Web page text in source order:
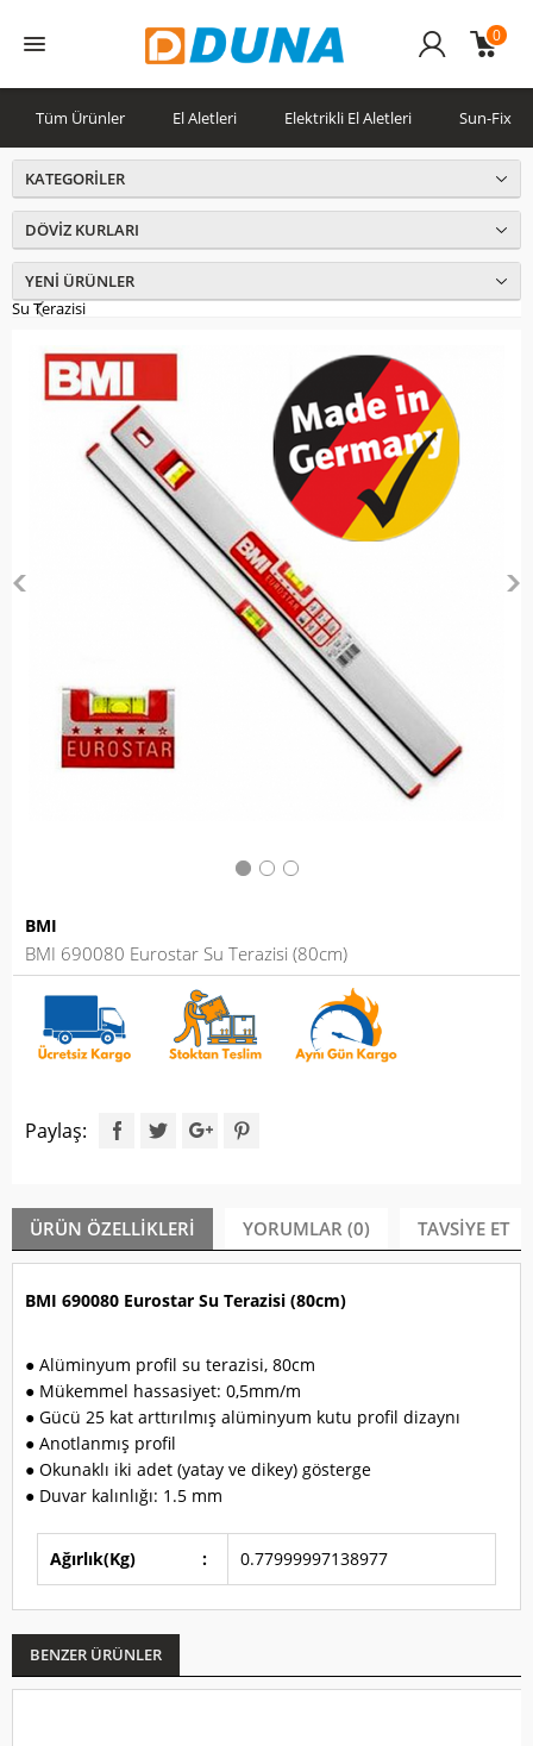
0
Tüm Ürünler El Aletleri Elektrikli El Aletleri Sun-Fix
KATEGORILER
DÖVIZ KURLARI
YENI ÜRÜNLER
Su Terazisi
BMI
BMI 690080 Eurostar Su Terazisi (80cm)
Paylaş:
ÜRÜN ÖZELLIKLERI YORUMLAR (0) TAVSIYE ET
BMI 690080 Eurostar Su Terazisi (80cm)
● Alüminyum profil su terazisi, 80cm
● Mükemmel hassasiyet: 0,5mm/m
● Gücü 25 kat arttırılmış alüminyum kutu profil dizaynı
● Anotlanmış profil
● Okunaklı iki adet (yatay ve dikey) gösterge
● Duvar kalınlığı: 1.5 mm
Ağırlık(Kg) : 0.77999997138977
BENZER ÜRÜNLER